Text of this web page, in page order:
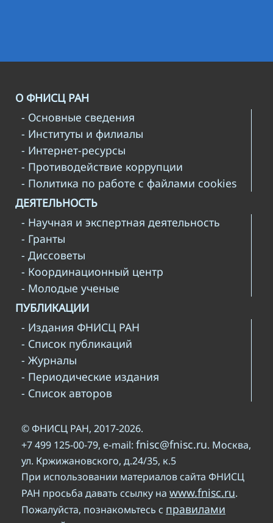
О ФНИСЦ РАН
- Основные сведения
- Институты и филиалы
- Интернет-ресурсы
- Противодействие коррупции
- Политика по работе с файлами cookies
ДЕЯТЕЛЬНОСТЬ
- Научная и экспертная деятельность
- Гранты
- Диссоветы
- Координационный центр
- Молодые ученые
ПУБЛИКАЦИИ
- Издания ФНИСЦ РАН
- Список публикаций
- Журналы
- Периодические издания
- Список авторов
© ФНИСЦ РАН, 2017-2026.
+7 499 125-00-79, e-mail: fnisc@fnisc.ru. Москва,
ул. Кржижановского, д.24/35, к.5
При использовании материалов сайта ФНИСЦ
РАН просьба давать ссылку на www.fnisc.ru.
Пожалуйста, познакомьтесь с правилами